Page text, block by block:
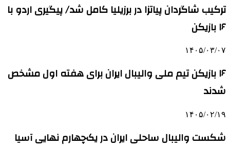
ترکیب شاگردان پیاتزا در برزیلیا کامل شد/ پیگیری اردو با
۱۶ بازیکن
۱۴۰۵/۰۳/۰۷
۱۶ بازیکن تیم ملی والیبال ایران برای هفته اول مشخص
شدند
۱۴۰۵/۰۲/۱۹
شکست والیبال ساحلی ایران در یک‌چهارم نهایی آسیا